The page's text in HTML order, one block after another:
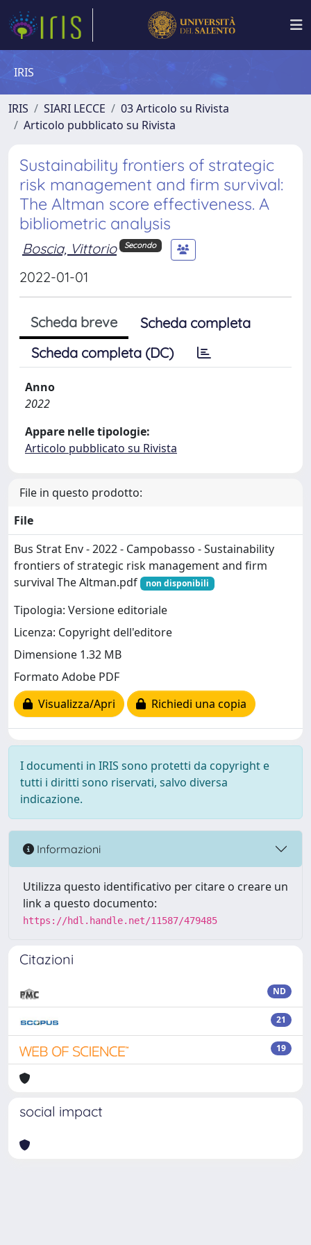
IRIS
IRIS SIARI LECCE
03 Articolo su Rivista
Articolo pubblicato su Rivista
Sustainability frontiers of strategic
risk management and firm survival:
The Altman score effectiveness. A
bibliometric analysis
Boscia, Vittorio Secondo
2022-01-01
Scheda breve
Scheda completa
Scheda completa (DC)
Anno
2022
Appare nelle tipologie:
Articolo pubblicato su Rivista
File in questo prodotto:
File
Bus Strat Env - 2022 - Campobasso - Sustainability
frontiers of strategic risk management and firm
survival The Altman.pdf
non disponibili
Tipologia: Versione editoriale
Licenza: Copyright dell'editore
Dimensione 1.32 MB
Formato Adobe PDF
Visualizza/Apri
Richiedi una copia
I documenti in IRIS sono protetti da copyright e
tutti i diritti sono riservati, salvo diversa
indicazione.
Informazioni
Utilizza questo identificativo per citare o creare un
link a questo documento:
https://hdl.handle.net/11587/479485
Citazioni
ND
21
19
social impact